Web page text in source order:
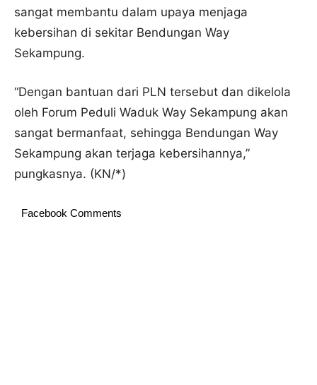
sangat membantu dalam upaya menjaga
kebersihan di sekitar Bendungan Way
Sekampung.
“Dengan bantuan dari PLN tersebut dan dikelola
oleh Forum Peduli Waduk Way Sekampung akan
sangat bermanfaat, sehingga Bendungan Way
Sekampung akan terjaga kebersihannya,”
pungkasnya. (KN/*)
Facebook Comments